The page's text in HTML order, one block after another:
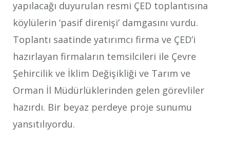
yapılacağı duyurulan resmi ÇED toplantısına
köylülerin ‘pasif direnişi’ damgasını vurdu.
Toplantı saatinde yatırımcı firma ve ÇED’i
hazırlayan firmaların temsilcileri ile Çevre
Şehircilik ve İklim Değişikliği ve Tarım ve
Orman İl Müdürlüklerinden gelen görevliler
hazırdı. Bir beyaz perdeye proje sunumu
yansıtılıyordu.